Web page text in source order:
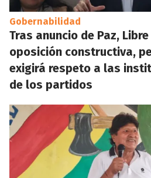
Gobernabilidad
Tras anuncio de Paz,
oposición constructiva,
exigirá respeto a las
de los partidos